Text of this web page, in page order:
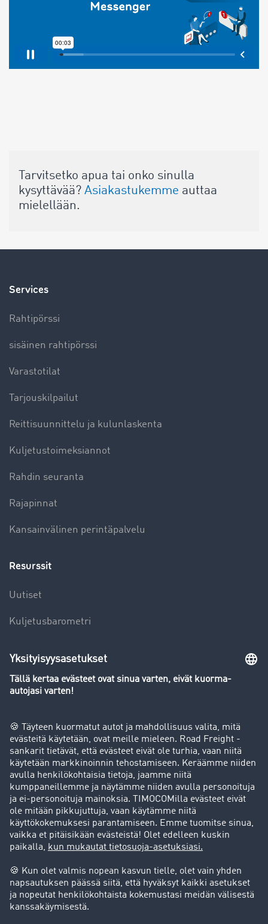
Tarvitsetko apua tai onko sinulla
kysyttävää? Asiakastukemme auttaa
mielellään.
Services
Rahtipörssi
sisäinen rahtipörssi
Varastotilat
Tarjouskilpailut
Reittisuunnittelu ja kulunlaskenta
Kuljetustoimeksiannot
Rahdin seuranta
Rajapinnat
Kansainvälinen perintäpalvelu
Resurssit
Uutiset
Kuljetusbarometri
Yleiskatsaus rahtipörssiin
Success stories
Asiakassuosittelut
Goodies
Tukipalvelu
Tukipalvelu
Oikeudelliset asiat
Julkaisutiedot